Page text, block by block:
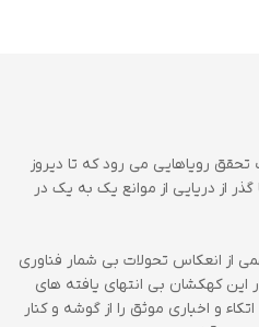
رویاهایی می رود که تا دیروز
از دریایی از موانع یک به یک در
از انعکاس تحولات بی شمار فناوری
این کهکشان بی انتهای یافته های
و اخباری موثق را از گوشه و کنار